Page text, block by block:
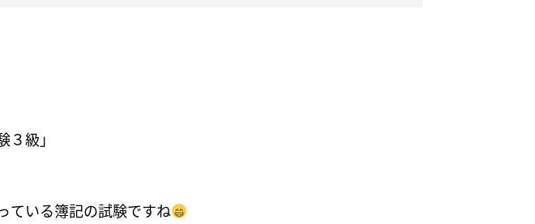
級」
ている簿記の試験ですね